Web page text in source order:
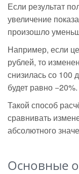
Если результат
увеличение
произошло
Например, если
рублей, то
снизилась со 100
будет равно −20%.
Такой способ
сравнивать
абсолютного
Основные